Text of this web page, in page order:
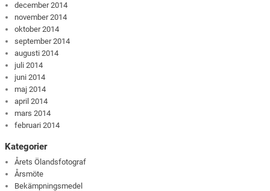
december 2014
november 2014
oktober 2014
september 2014
augusti 2014
juli 2014
juni 2014
maj 2014
april 2014
mars 2014
februari 2014
Kategorier
Årets Ölandsfotograf
Årsmöte
Bekämpningsmedel